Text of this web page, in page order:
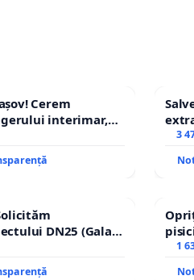
Cerem
interimar,
3
DN25 (Galați
devierea
localităților!
1